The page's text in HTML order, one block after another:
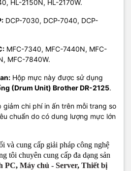
HL-2150N, HL-2170W.
DCP-7030, DCP-7040, DCP-
MFC-7340, MFC-7440N, MFC-
MFC-7840W.
Hộp mực này được sử dụng
(Drum Unit) Brother DR-2125.
chi phí in ấn trên mỗi trang so
chuẩn do có dung lượng mực lớn
và cung cấp giải pháp công nghệ
tôi chuyên cung cấp đa dạng sản
PC, Máy chủ - Server, Thiết bị